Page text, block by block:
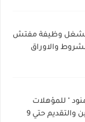
" لشغل وظيفة مفتش
والاوراق
" للمؤهلات
العليا والمتوسطة والدبلومات والعمال والفنيين والتقديم حتي 9